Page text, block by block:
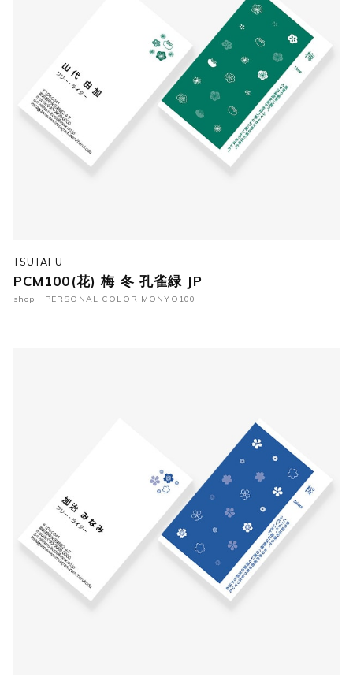
TSUTAFU
PCM100(花) 梅 冬 孔雀緑 JP
shop : PERSONAL COLOR MONYO100